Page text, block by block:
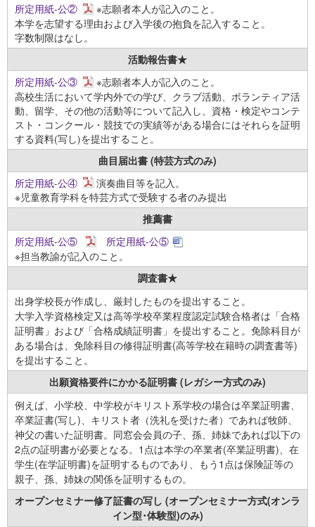
所定用紙-公②
※志願者本人が記入のこと。
本学を志望する理由および入学後の抱負を記入すること。
字数制限はなし。
活動報告書★
所定用紙-公③
※志願者本人が記入のこと。
高校生活において学内外での学び、クラブ活動、ボランティア活
動、留学、その他の活動等について記入し、資格・検定やコンテ
スト・コンクール・競技での実績等がある場合にはそれらを証明
する資料(写し)を提出すること。
曲目届出書 (特芸方式のみ)
所定用紙-公④
演奏曲目等を記入。
※児童教育学科を特芸方式で受験する者のみ提出
推薦書
所定用紙-公⑤
所定用紙-公⑤
※担当教諭が記入のこと。
調査書★
出身学校長が作成し、厳封したものを提出すること。
大学入学資格検定又は高等学校卒業程度認定試験合格者は「合格
証明書」および「合格成績証明書」を提出すること。免除科目が
ある場合は、免除科目の修得証明書(高等学校在籍時の調査書等)
を提出すること。
出願資格要件にかかる証明書 (レガシー方式のみ)
例えば、小学校、中学校がキリスト系学校の場合は卒業証明書、
卒業証書(写し)、キリスト者（洗礼を受けた者）であれば牧師、
神父の書いた証明書。同窓会会員の子、孫、姉妹であれば以下の
2点の証明書が必要となる。1点は本学の卒業者(卒業証明書)、在
学生(在学証明書)を証明するものであり、もう1点は保険証等の
親子、孫、姉妹の関係を証明するもの。
オープンセミナー修了証書の写し (オープンセミナー方式(オンラ
イン型･体験型)のみ)